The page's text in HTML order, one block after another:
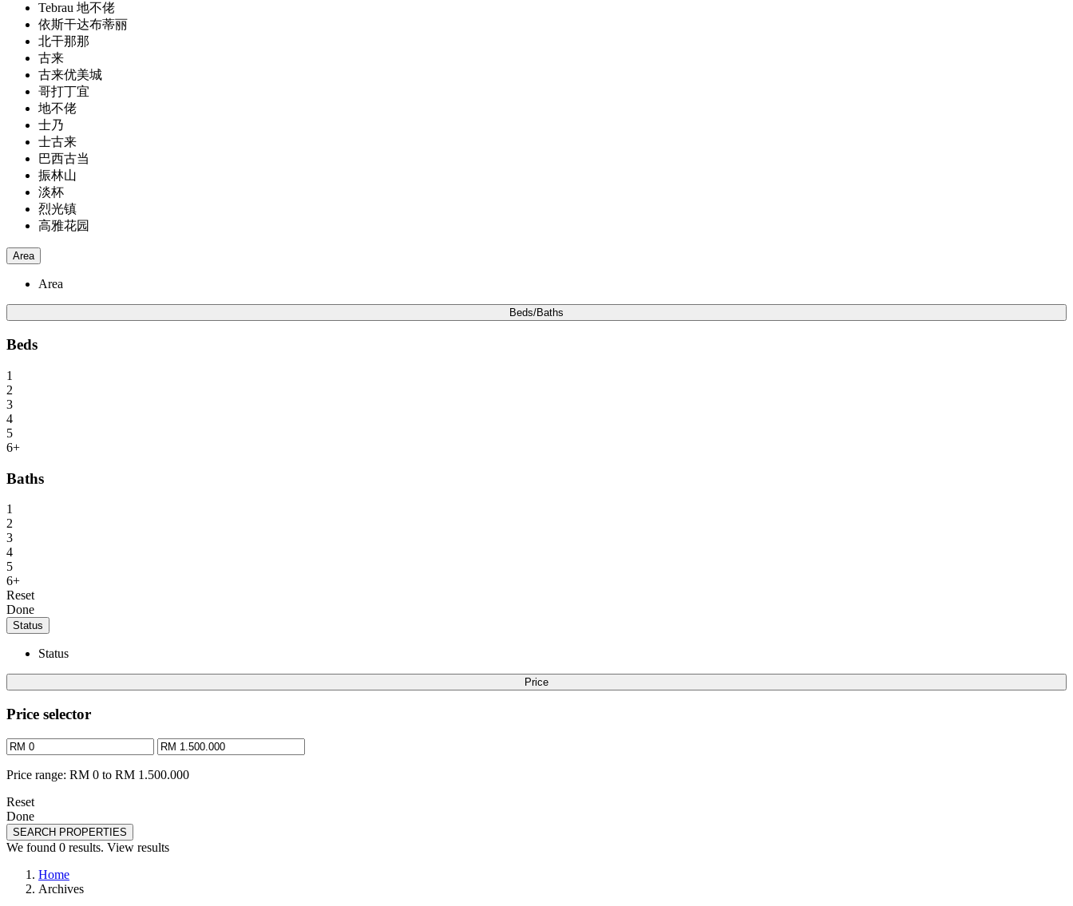
Tebrau 地不佬
依斯干达布蒂丽
北干那那
古来
古来优美城
哥打丁宜
地不佬
士乃
士古来
巴西古当
振林山
淡杯
烈光镇
高雅花园
Area
Area
Beds/Baths
Beds
1
2
3
4
5
6+
Baths
1
2
3
4
5
6+
Reset
Done
Status
Status
Price
Price selector
Price range: RM 0 to RM 1.500.000
Reset
Done
SEARCH PROPERTIES
We found 0 results. View results
Home
Archives